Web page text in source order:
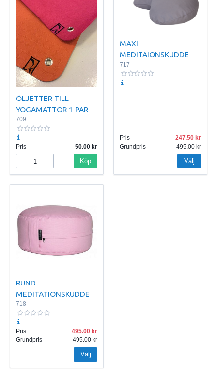
ÖLJETTER TILL
YOGAMATTOR 1 PAR
709
Pris 50.00
Köp
MAXI
MEDITAIONSKUDDE
717
Pris
247.50
Grundpris
495.00
Välj
RUND
MEDITATIONSKUDDE
718
Pris
495.00
Grundpris
495.00
Välj